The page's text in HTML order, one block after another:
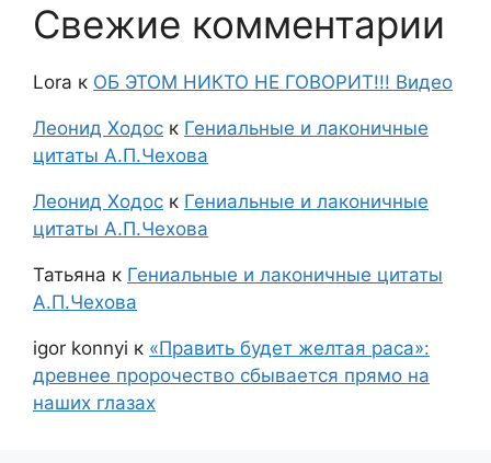
Свежие комментарии
Lora к ОБ ЭТОМ НИКТО НЕ ГОВОРИТ!!! Видео
Леонид Ходос к Гениальные и лаконичные
цитаты А.П.Чехова
Леонид Ходос к Гениальные и лаконичные
цитаты А.П.Чехова
Татьяна к Гениальные и лаконичные цитаты
А.П.Чехова
igor konnyi к «Править будет желтая раса»:
древнее пророчество сбывается прямо на
наших глазах